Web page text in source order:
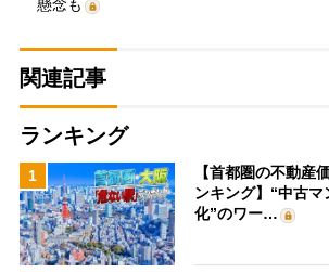
懸念も
関連記事
ランキング
1
【首都圏の不動産
ンキング】“中古
化”のワー…